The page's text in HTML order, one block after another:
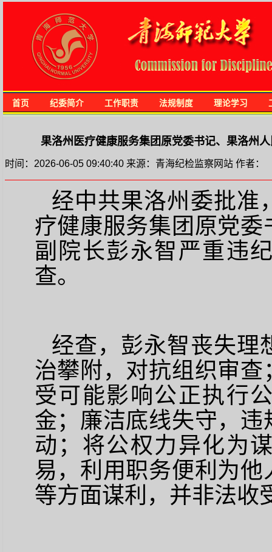
首页 纪委简介 工作职责 法规制度 理论学习
果洛州医疗健康服务集团原党委书记、果洛州
时间：2026-06-05 09:40:40 来源：青海纪检监察网站 作者：
经中共果洛州委批准
疗健康服务集团原党
副院长彭永智严重违
查。
经查，彭永智丧失理
治攀附，对抗组织审
受可能影响公正执行
金；廉洁底线失守，
动；将公权力异化为
易，利用职务便利为
等方面谋利，并非法收